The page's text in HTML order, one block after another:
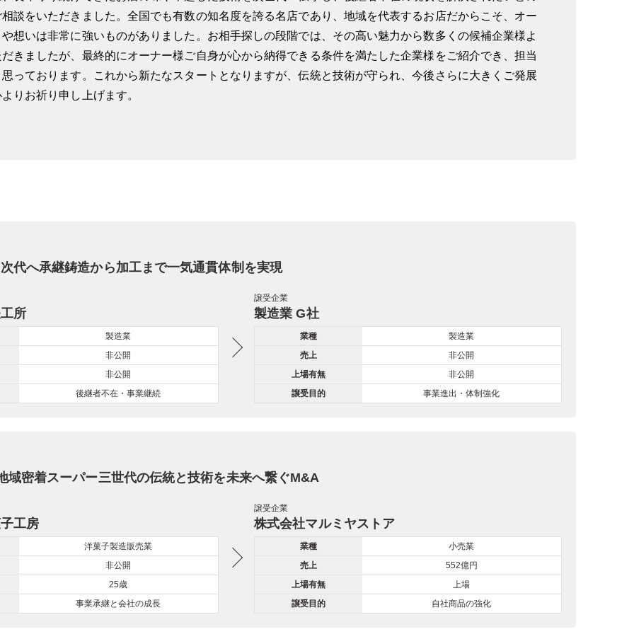
談をいただきました。全国でも有数の知名度を誇る名店であり、地域を代表するお店だからこそ、オー
想いは非常に強いものがありました。お相手探しの段階では、その高い魅力から数多くの候補企業様よ
きましたが、最終的にオーナー様ご自身が心から納得できる条件を満たした企業様をご紹介でき、担当
っております。これから新たなスタートとなりますが、伝統と技術が守られ、今後さらに大きくご発展
りお祈り申し上げます。
代へ承継鋳造から加工まで一気通貫体制を実現
所
製造業
非公開
非公開
後継者不在・事業継続
譲受企業
製造業 G社
業種
製造業
売上
非公開
上場有無
非公開
譲受目的
事業進出・体制強化
域密着スーパー三世代の伝統と技術を未来へ繋ぐM&A
工房
洋菓子製造販売業
非公開
25歳
事業承継と会社の成長
譲受企業
株式会社マルミヤストア
業種
小売業
売上
552億円
上場有無
上場
譲受目的
自社商品の強化